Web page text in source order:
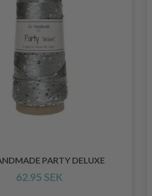
PARTY DELUXE
62.95 SEK